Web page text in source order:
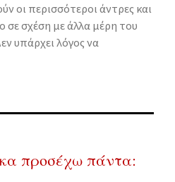
οι περισσότεροι άντρες και
σε σχέση με άλλα μέρη του
υπάρχει λόγος να
προσέχω πάντα: